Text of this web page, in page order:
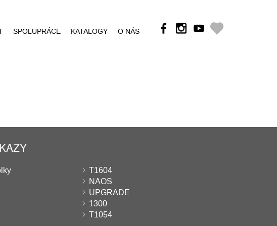
SPOLUPRÁCE KATALOGY O NÁS
T1604
NAOS
UPGRADE
1300
T1054